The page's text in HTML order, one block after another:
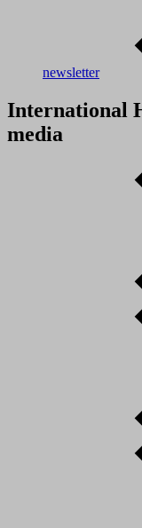
newsletter
International
media